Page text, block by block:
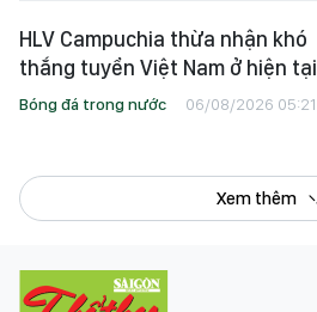
HLV Campuchia thừa nhận khó
thắng tuyển Việt Nam ở hiện tại
Bóng đá trong nước 06/08/2026 05:21
Xem thêm